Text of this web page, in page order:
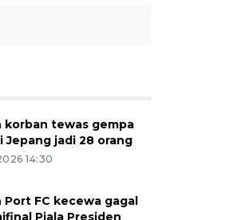
korban tewas gempa
Jepang jadi 28 orang
14:30
Port FC kecewa gagal
Piala Presiden